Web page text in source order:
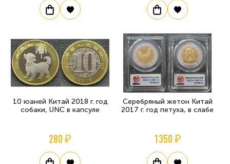
10 юаней Китай 2018 г. год
собаки, UNC в капсуле
280 ₽
Серебряный жетон Китай
2017 г. год петуха, в слабе
1350 ₽